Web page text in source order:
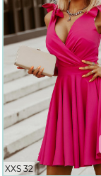
XXS 32